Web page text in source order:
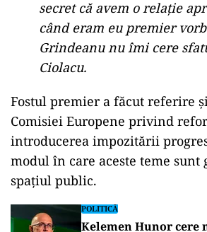
secret că avem o relație
când eram eu premier
Grindeanu nu îmi cere
Ciolacu.
Fostul premier a făcut referire
Comisiei Europene privind
introducerea impozitării
modul în care aceste teme sunt
spațiul public.
POLITICĂ
Kelemen Hunor cere